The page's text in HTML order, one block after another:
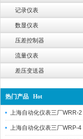
记录仪表
数显仪表
压差控制器
流量仪表
差压变送器
热门产品 Hot
上海自动化仪表三厂WRR-2
上海自动化仪表三厂WRP-4